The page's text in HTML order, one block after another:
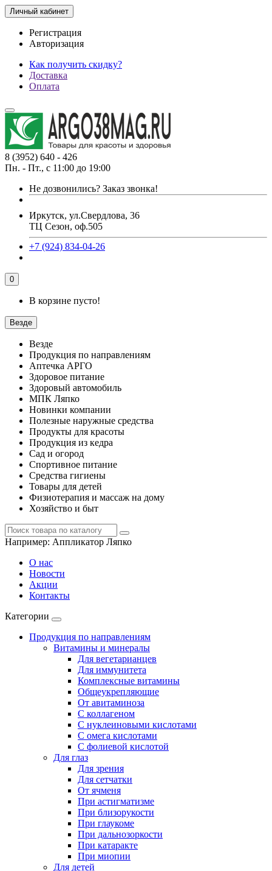
Личный кабинет
Регистрация
Авторизация
Как получить скидку?
Доставка
Оплата
8 (3952) 640 - 426
Пн. - Пт., с 11:00 до 19:00
Не дозвонились? Заказ звонка!
Иркутск, ул.Свердлова, 36
ТЦ Сезон, оф.505
+7 (924) 834-04-26
0
В корзине пусто!
Везде
Везде
Продукция по направлениям
Аптечка АРГО
Здоровое питание
Здоровый автомобиль
МПК Ляпко
Новинки компании
Полезные наружные средства
Продукты для красоты
Продукция из кедра
Сад и огород
Спортивное питание
Средства гигиены
Товары для детей
Физиотерапия и массаж на дому
Хозяйство и быт
Например: Аппликатор Ляпко
О нас
Новости
Акции
Контакты
Категории
Продукция по направлениям
Витамины и минералы
Для вегетарианцев
Для иммунитета
Комплексные витамины
Общеукрепляющие
От авитаминоза
С коллагеном
С нуклеиновыми кислотами
С омега кислотами
С фолиевой кислотой
Для глаз
Для зрения
Для сетчатки
От ячменя
При астигматизме
При близорукости
При глаукоме
При дальнозоркости
При катаракте
При миопии
Для детей